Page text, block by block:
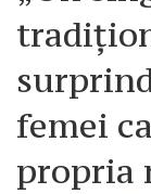
femei
propria